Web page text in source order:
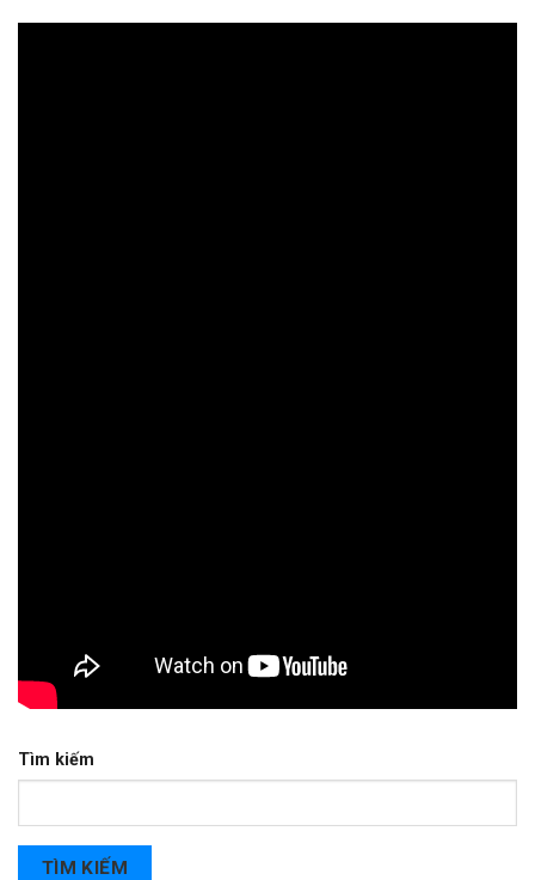
Tìm kiếm
TÌM KIẾM